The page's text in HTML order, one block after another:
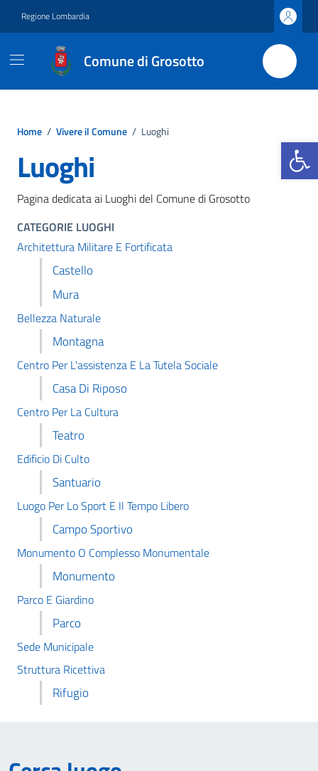
Apri la
Regione Lombardia
Comune di Grosotto
Home / Vivere il Comune / Luoghi
Luoghi
Pagina dedicata ai Luoghi del Comune di Grosotto
CATEGORIE LUOGHI
Architettura Militare E Fortificata
Castello
Mura
Bellezza Naturale
Montagna
Centro Per L'assistenza E La Tutela Sociale
Casa Di Riposo
Centro Per La Cultura
Teatro
Edificio Di Culto
Santuario
Luogo Per Lo Sport E Il Tempo Libero
Campo Sportivo
Monumento O Complesso Monumentale
Monumento
Parco E Giardino
Parco
Sede Municipale
Struttura Ricettiva
Rifugio